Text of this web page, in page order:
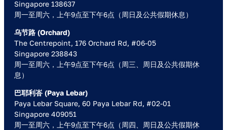
Singapore 138637
周一至周六，上午9点至下午6点（周日及公共假期休息）
乌节路 (Orchard)
The Centrepoint, 176 Orchard Rd, #06-05
Singapore 238843
周一至周六，上午9点至下午6点（周三、周日及公共假期休
息）
巴耶利峇 (Paya Lebar)
Paya Lebar Square, 60 Paya Lebar Rd, #02-01
Singapore 409051
周一至周六，上午9点至下午6点（周四、周日及公共假期休